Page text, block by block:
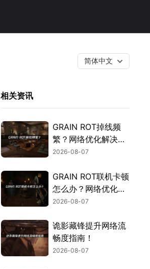
简体中文
相关资讯
GRAIN ROT掉线频
繁？网络优化解决指
南！
2026-08-07
GRAIN ROT联机卡顿
怎么办？网络优化解
决方案！
2026-08-07
诡影藏锋提升网络流
畅度指南！
2026-08-07